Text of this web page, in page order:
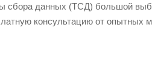
сбора данных (ТСД) большой
консультацию от опытных